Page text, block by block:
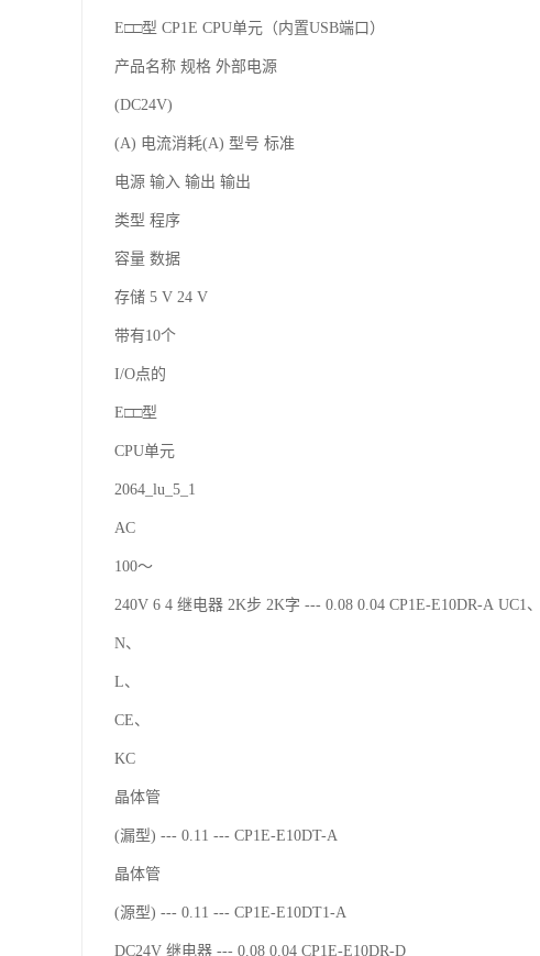
E□□型 CP1E CPU单元（内置USB端口）
产品名称 规格 外部电源
(DC24V)
(A) 电流消耗(A) 型号 标准
电源 输入 输出 输出
类型 程序
容量 数据
存储 5 V 24 V
带有10个
I/O点的
E□□型
CPU单元
2064_lu_5_1
AC
100～
240V 6 4 继电器 2K步 2K字 --- 0.08 0.04 CP1E-E10DR-A UC1、
N、
L、
CE、
KC
晶体管
(漏型) --- 0.11 --- CP1E-E10DT-A
晶体管
(源型) --- 0.11 --- CP1E-E10DT1-A
DC24V 继电器 --- 0.08 0.04 CP1E-E10DR-D